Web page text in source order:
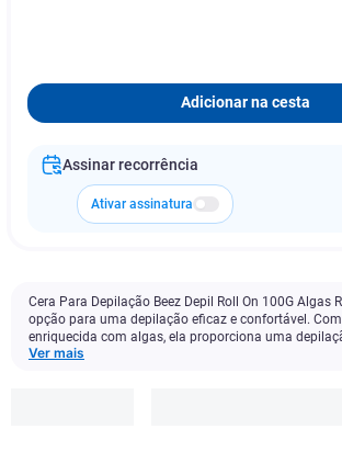
Adicionar na cesta
Assinar recorrência
Ativar assinatura
Cera Para Depilação Beez Depil Roll On 100G Algas
opção para uma depilação eficaz e confortável.
enriquecida com algas, ela proporciona uma
Ver mais